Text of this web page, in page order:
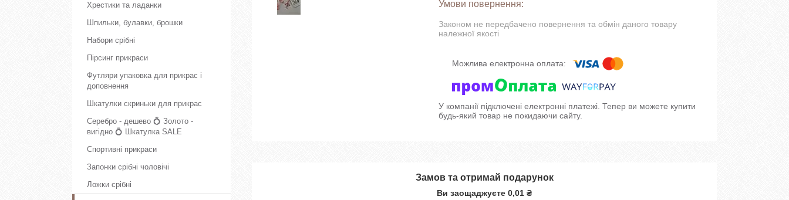
Законом не передбачено повернення та обмін даного товару
належної якості
У компанії підключені електронні платежі. Тепер ви можете купити
будь-який товар не покидаючи сайту.
Замов та отримай подарунок
Ви заощаджуєте 0,01 ₴
Хрестики та ладанки
Шпильки, булавки, брошки
Набори срібні
Пірсинг прикраси
Футляри упаковка для прикрас і
доповнення
Шкатулки скриньки для прикрас
Серебро - дешево 💍 Золото -
вигідно 💍 Шкатулка SALE
Спортивні прикраси
Запонки срібні чоловічі
Ложки срібні